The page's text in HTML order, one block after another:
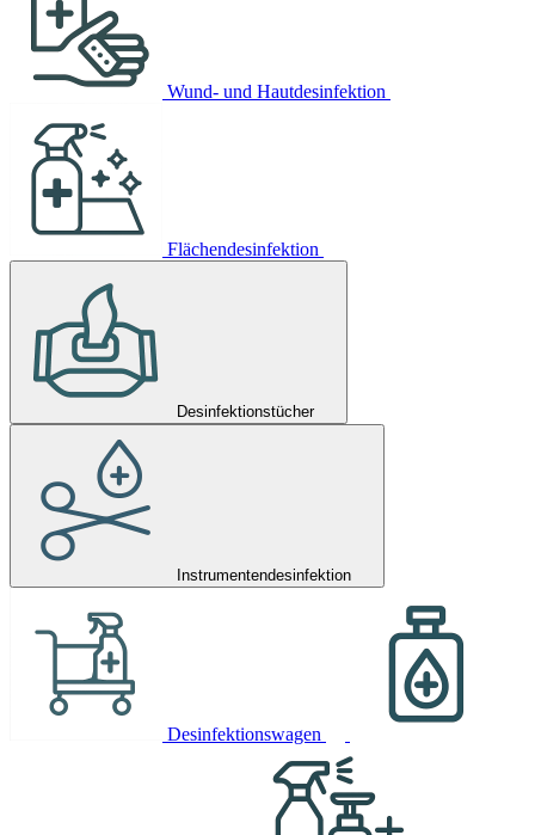
Wund- und Hautdesinfektion
Flächendesinfektion
Desinfektionstücher
Instrumentendesinfektion
Desinfektionswagen